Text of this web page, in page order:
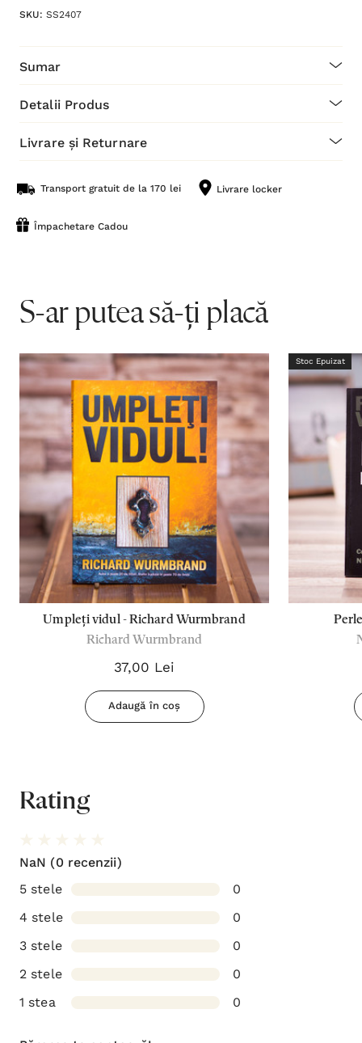
SKU: SS2407
Sumar
Detalii Produs
Livrare și Returnare
Transport gratuit de la 170 lei Livrare locker
Împachetare Cadou
S-ar putea să-ți placă
Umpleți vidul - Richard Wurmbrand
Richard Wurmbrand
37,00 Lei
Adaugă în coș
Stoc Epuizat
Rating
NaN (0 recenzii)
5 stele
0
4 stele
0
3 stele
0
2 stele
0
1 stea
0